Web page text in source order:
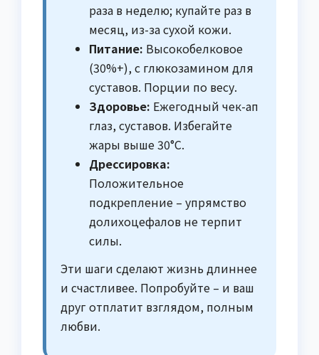
раза в неделю; купайте раз в
месяц, из-за сухой кожи.
Питание: Высокобелковое
(30%+), с глюкозамином для
суставов. Порции по весу.
Здоровье: Ежегодный чек-ап
глаз, суставов. Избегайте
жары выше 30°C.
Дрессировка:
Положительное
подкрепление – упрямство
долихоцефалов не терпит
силы.
Эти шаги сделают жизнь длиннее
и счастливее. Попробуйте – и ваш
друг отплатит взглядом, полным
любви.